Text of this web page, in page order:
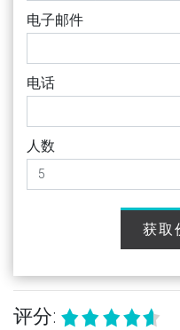
电子邮件
电话
人数
获取
评分: